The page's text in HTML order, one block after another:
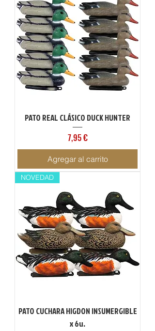
PATO REAL CLÁSICO DUCK HUNTER
Precio
7,95 €
Agregar al carrito
NOVEDAD
PATO CUCHARA HIGDON INSUMERGIBLE
x 6u.